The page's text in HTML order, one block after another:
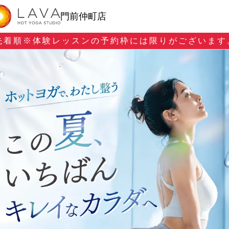
門前仲町店
順※ 体験レッスンの予約枠には限りがございます